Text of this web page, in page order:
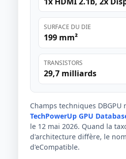
SURFACE DU DIE
199 mm²
TRANSISTORS
29,7 milliards
Champs techniques DBGPU
TechPowerUp GPU
le 12 mai 2026. Quand la
d'architecture diffère, le
d'eCompatible.